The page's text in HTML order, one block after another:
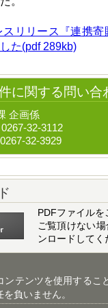
スリリース『連携
た(pdf 289kb)
に関する問い合
企画係
32-3112
32-3929
PDFファイルを
ご覧頂けない
ンロードしてく
ンテンツを使用する
負いません。